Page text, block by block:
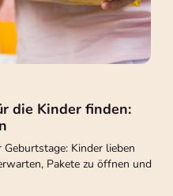
die Kinder finden:
Kinder lieben
Pakete zu öffnen und